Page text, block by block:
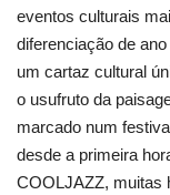
eventos culturais
diferenciação de
um cartaz cultural
o usufruto da
marcado num
desde a primeira
COOLJAZZ, muitas